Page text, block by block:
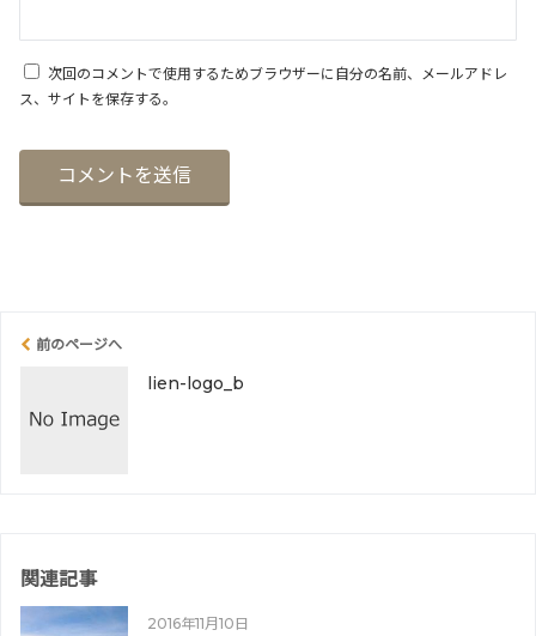
次回のコメントで使用するためブラウザーに自分の名前、メールアドレ
ス、サイトを保存する。
前のページへ
lien-logo_b
関連記事
2016年11月10日